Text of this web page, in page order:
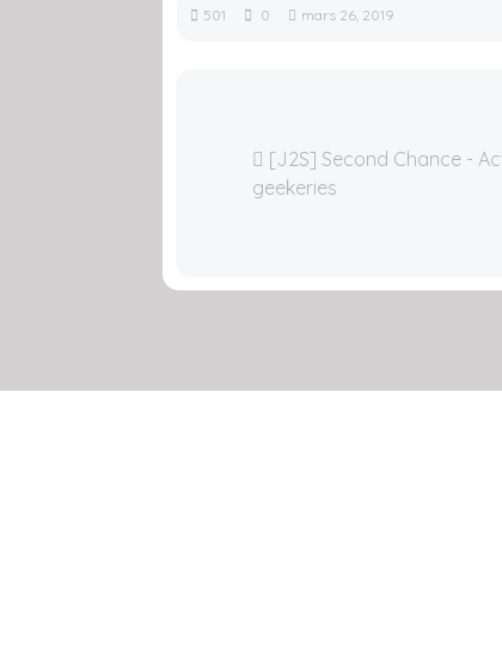
501 0 mars 26, 2019
[J2S] Second Chance -
geekeries